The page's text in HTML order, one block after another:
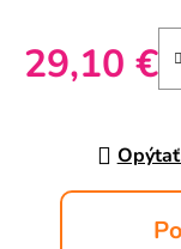
29,10 €